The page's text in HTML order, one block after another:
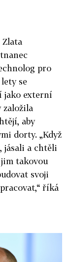
pro
se
jako externí
založila
aby
dorty. „Když
jásali a chtěli
jim takovou
svoji
říká